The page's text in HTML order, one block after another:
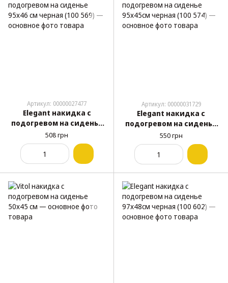
Артикул: 00000027477
Elegant накидка с
подогревом на сиденье
95x46 см черная (100 569)
508 грн
Артикул: 00000031729
Elegant накидка с
подогревом на сиденье
95x45см черная (100 574)
550 грн